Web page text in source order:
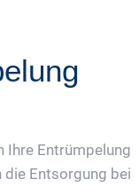
Ihre Entrümpelung
die Entsorgung bei